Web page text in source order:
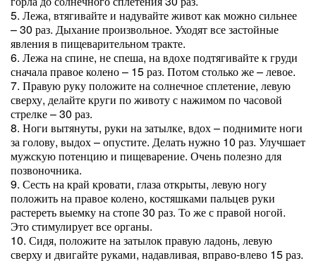
5. Лежа, втягивайте и надувайте живот как можно сильнее
– 30 раз. Дыхание произвольное. Уходят все застойные
явления в пищеварительном тракте.
6. Лежа на спине, не спеша, на вдохе подтягивайте к груди
сначала правое колено – 15 раз. Потом столько же – левое.
7. Правую руку положите на солнечное сплетение, левую
сверху, делайте круги по животу с нажимом по часовой
стрелке – 30 раз.
8. Ноги вытянуты, руки на затылке, вдох – поднимите ноги
за голову, выдох – опустите. Делать нужно 10 раз. Улучшает
мужскую потенцию и пищеварение. Очень полезно для
позвоночника.
9. Сесть на край кровати, глаза открыты, левую ногу
положить на правое колено, костяшками пальцев руки
растереть выемку на стопе 30 раз. То же с правой ногой.
Это стимулирует все органы.
10. Сидя, положите на затылок правую ладонь, левую
сверху и двигайте руками, надавливая, вправо-влево 15 раз.